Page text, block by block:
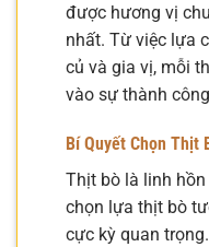
được hương vị
nhất. Từ việc lựa
củ và gia vị, mỗi
vào sự thành
Bí Quyết Chọn Thịt
Thịt bò là linh hồn
chọn lựa thịt bò
cực kỳ quan